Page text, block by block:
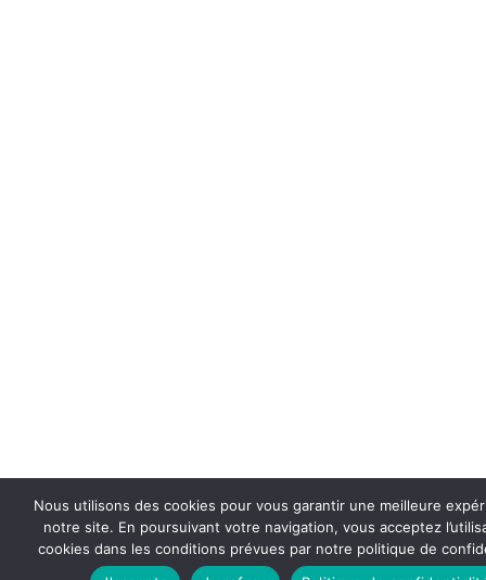
Nous utilisons des cookies pour vous garantir une meilleure
notre site. En poursuivant votre navigation, vous acceptez
cookies dans les conditions prévues par notre politique de